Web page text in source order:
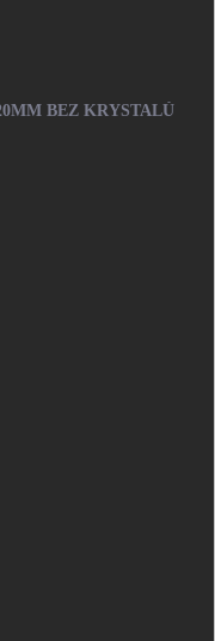
BEZ KRYSTALŮ